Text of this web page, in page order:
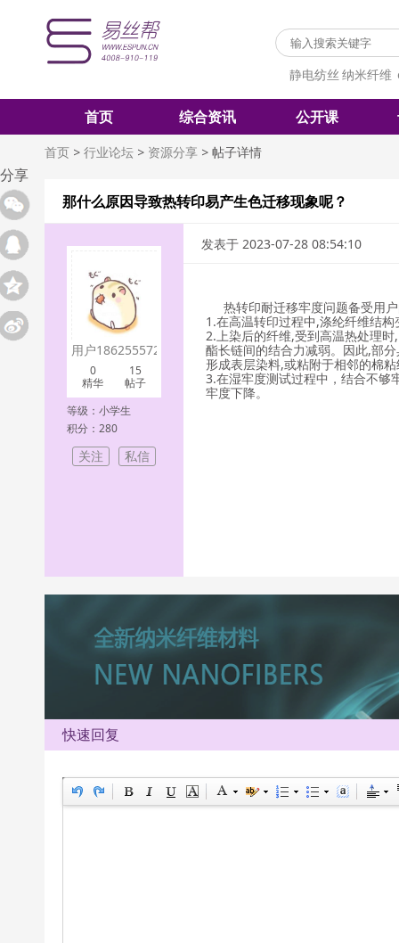
静电纺丝 纳米纤维
首页 综合资讯 公开课
首页 > 行业论坛 > 资源分享 > 帖子详情
那什么原因导致热转印易产生色迁移现象呢？
用户18625557267
0
精华
15
帖子
等级：小学生
积分：280
关注 私信
发表于 2023-07-28 08:54:10
热转印耐迁移牢度问题备受用
1.在高温转印过程中,涤纶纤维结
2.上染后的纤维,受到高温热处理
酯长链间的结合力减弱。因此,部
形成表层染料,或粘附于相邻的棉
3.在湿牢度测试过程中，结合不够
牢度下降。
分享
快速回复